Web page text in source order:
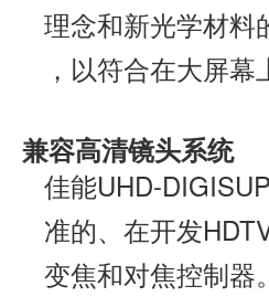
理念和新光学材料
，以符合在大屏
兼容高清镜头系统
佳能UHD-
准的、在开发
变焦和对焦控制器